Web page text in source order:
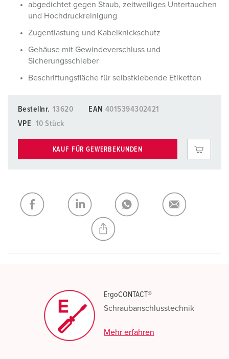
abgedichtet gegen Staub, zeitweiliges Untertauchen
und Hochdruckreinigung
Zugentlastung und Kabelknickschutz
Gehäuse mit Gewindeverschluss und
Sicherungsschieber
Beschriftungsfläche für selbstklebende Etiketten
Bestellnr. 13620 EAN 4015394302421
VPE
10 Stück
KAUF FÜR GEWERBEKUNDEN
ErgoCONTACT®
Schraubanschlusstechnik
Mehr erfahren